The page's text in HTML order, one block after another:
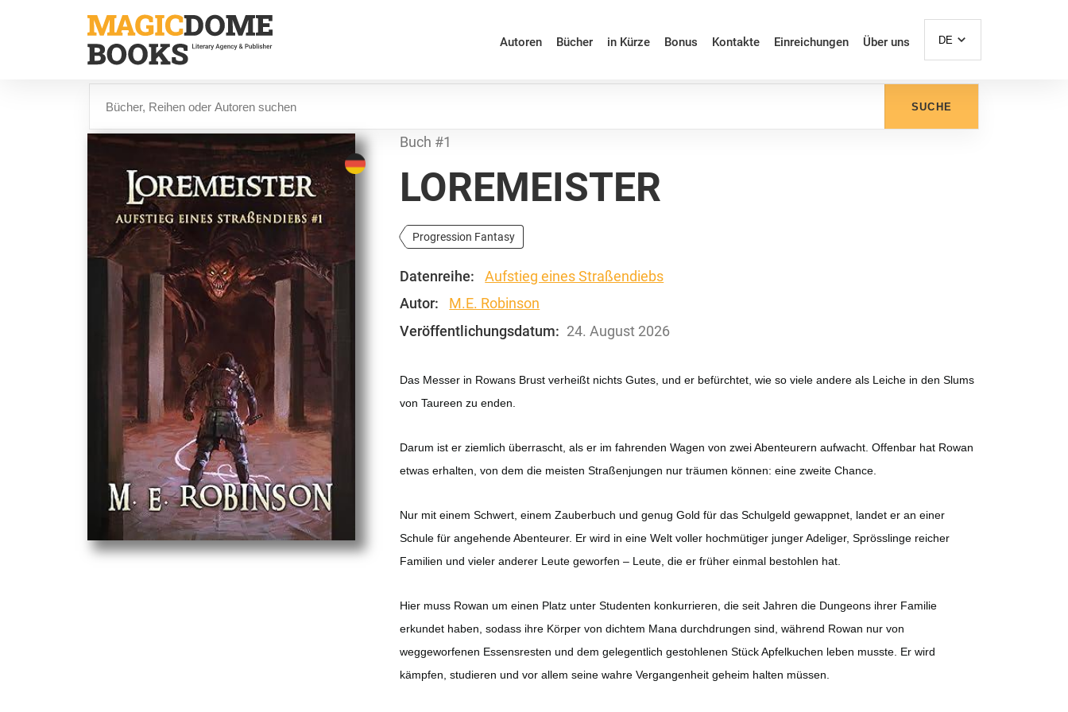
Autoren Bücher in Kürze Bonus Kontakte Einreichungen Über uns DE
SUCHE
Buch #1
LOREMEISTER
Progression Fantasy
Datenreihe:
Aufstieg eines Straßendiebs
Autor:
M.E. Robinson
Veröffentlichungsdatum: 24. August 2026
Das Messer in Rowans Brust verheißt nichts Gutes, und er befürchtet, wie so viele andere als Leiche in den Slums
von Taureen zu enden.
Darum ist er ziemlich überrascht, als er im fahrenden Wagen von zwei Abenteurern aufwacht. Offenbar hat Rowan
etwas erhalten, von dem die meisten Straßenjungen nur träumen können: eine zweite Chance.
Nur mit einem Schwert, einem Zauberbuch und genug Gold für das Schulgeld gewappnet, landet er an einer
Schule für angehende Abenteurer. Er wird in eine Welt voller hochmütiger junger Adeliger, Sprösslinge reicher
Familien und vieler anderer Leute geworfen – Leute, die er früher einmal bestohlen hat.
Hier muss Rowan um einen Platz unter Studenten konkurrieren, die seit Jahren die Dungeons ihrer Familie
erkundet haben, sodass ihre Körper von dichtem Mana durchdrungen sind, während Rowan nur von
weggeworfenen Essensresten und dem gelegentlich gestohlenen Stück Apfelkuchen leben musste. Er wird
kämpfen, studieren und vor allem seine wahre Vergangenheit geheim halten müssen.